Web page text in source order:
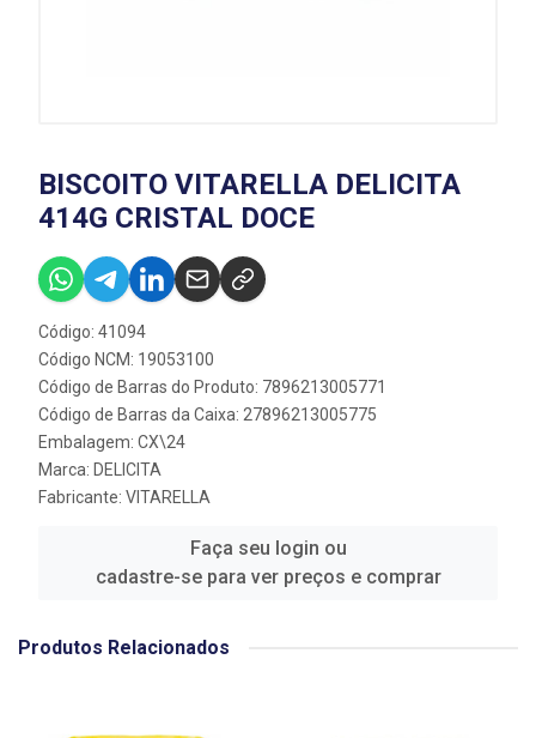
BISCOITO VITARELLA DELICITA
414G CRISTAL DOCE
Código: 41094
Código NCM: 19053100
Código de Barras do Produto: 7896213005771
Código de Barras da Caixa: 27896213005775
Embalagem: CX\24
Marca: DELICITA
Fabricante: VITARELLA
Faça seu login ou
cadastre-se para ver preços e comprar
Produtos Relacionados